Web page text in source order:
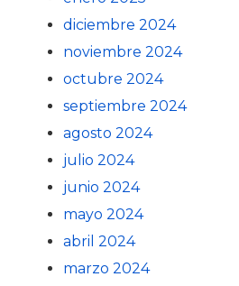
diciembre 2024
noviembre 2024
octubre 2024
septiembre 2024
agosto 2024
julio 2024
junio 2024
mayo 2024
abril 2024
marzo 2024